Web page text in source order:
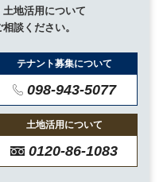
土地活用について
談ください。
テナント募集について
098-943-5077
土地活用について
0120-86-1083